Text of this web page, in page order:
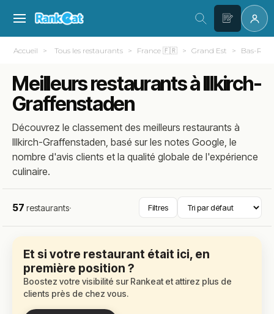
Accueil Tous les restaurants France 🇫🇷 Grand Est Bas-
Meilleurs restaurants à Illkirch-
Graffenstaden
Découvrez le classement des meilleurs restaurants à
Illkirch-Graffenstaden, basé sur les notes Google, le
nombre d'avis clients et la qualité globale de l'expérience
culinaire.
57 restaurants· Filtres
Et si votre restaurant était ici, en
première position ?
Boostez votre visibilité sur Rankeat et attirez plus de
clients près de chez vous.